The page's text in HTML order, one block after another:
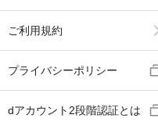
ご利用規約
プライバシーポリシー
dアカウント2段階認証とは